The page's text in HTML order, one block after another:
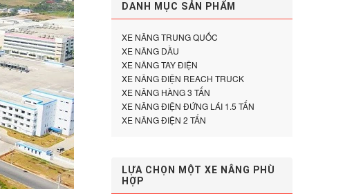
DANH MỤC SẢN PHẨM
XE NÂNG TRUNG QUỐC
XE NÂNG DẦU
XE NÂNG TAY ĐIỆN
XE NÂNG ĐIỆN REACH TRUCK
XE NÂNG HÀNG 3 TẤN
XE NÂNG ĐIỆN ĐỨNG LÁI 1.5 TẤN
XE NÂNG ĐIỆN 2 TẤN
LỰA CHỌN MỘT XE NÂNG PHÙ
HỢP